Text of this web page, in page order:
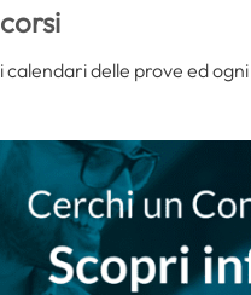
calendari delle prove ed